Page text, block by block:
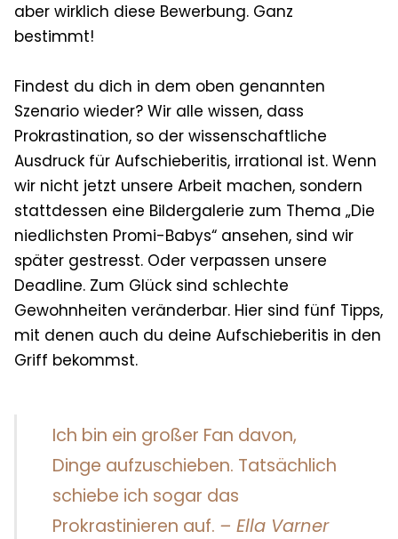
aber wirklich diese Bewerbung. Ganz
bestimmt!
Findest du dich in dem oben genannten
Szenario wieder? Wir alle wissen, dass
Prokrastination, so der wissenschaftliche
Ausdruck für Aufschieberitis, irrational ist. Wenn
wir nicht jetzt unsere Arbeit machen, sondern
stattdessen eine Bildergalerie zum Thema „Die
niedlichsten Promi-Babys“ ansehen, sind wir
später gestresst. Oder verpassen unsere
Deadline. Zum Glück sind schlechte
Gewohnheiten veränderbar. Hier sind fünf Tipps,
mit denen auch du deine Aufschieberitis in den
Griff bekommst.
Ich bin ein großer Fan davon,
Dinge aufzuschieben. Tatsächlich
schiebe ich sogar das
Prokrastinieren auf. – Ella Varner